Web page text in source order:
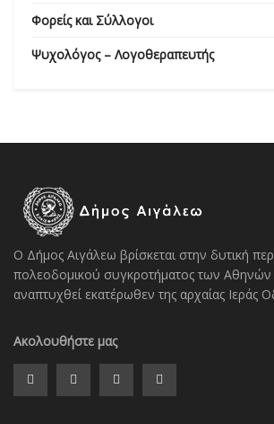
Φορείς και Σύλλογοι
Ψυχολόγος – Λογοθεραπευτής
Ο Δήμος Αιγάλεω βρίσκεται στην δυτική
πολεοδομικού συγκροτήματος των Αθηνών
αναπτυχθεί εκατέρωθεν της αρχαίας Ιεράς
Ακολουθήστε μας